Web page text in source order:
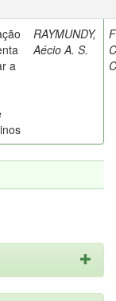
a
RAYMUNDY,
Aécio A. S.